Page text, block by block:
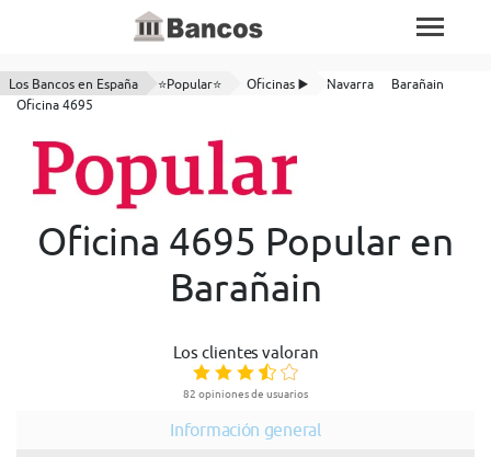
Los Bancos en España ⭐Popular⭐ Oficinas ▶️ Navarra
Barañain
Oficina 4695
Oficina 4695 Popular en
Barañain
Los clientes valoran
82 opiniones de usuarios
Información general